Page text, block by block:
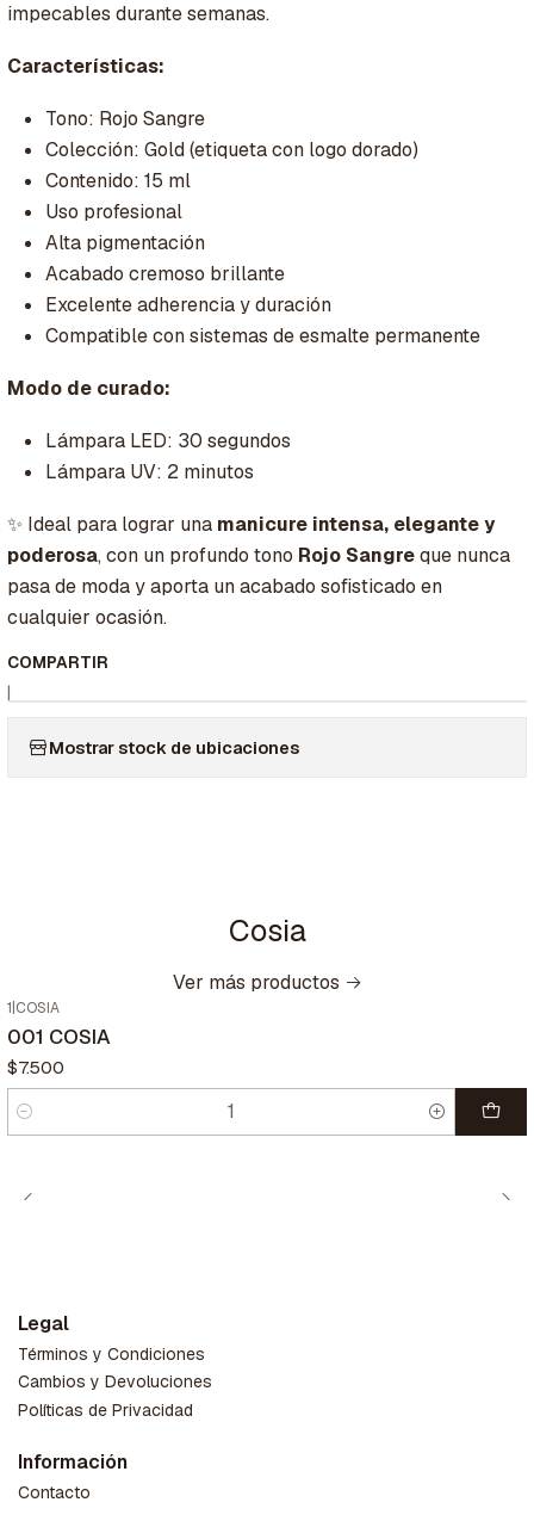
impecables durante semanas.
Características:
Tono: Rojo Sangre
Colección: Gold (etiqueta con logo dorado)
Contenido: 15 ml
Uso profesional
Alta pigmentación
Acabado cremoso brillante
Excelente adherencia y duración
Compatible con sistemas de esmalte permanente
Modo de curado:
Lámpara LED: 30 segundos
Lámpara UV: 2 minutos
✨ Ideal para lograr una manicure intensa, elegante y
poderosa, con un profundo tono Rojo Sangreque nunca
pasa de moda y aporta un acabado sofisticado en
cualquier ocasión.
COMPARTIR
|
Mostrar stock de ubicaciones
Cosia
Ver más productos
1 COSIA
001 COSIA
$7.500
Cantidad
Legal
Términos y Condiciones
Cambios y Devoluciones
Políticas de Privacidad
Información
Contacto